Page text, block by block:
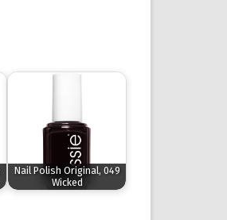
Nail Polish Original, 049
Wicked